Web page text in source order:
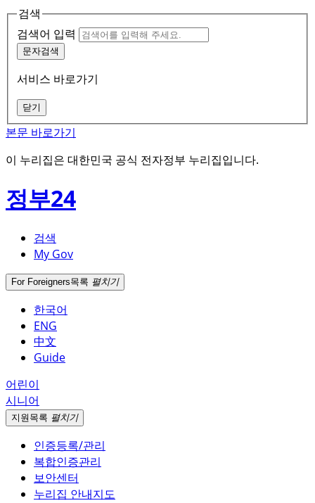
검색
검색어 입력
문자검색
서비스 바로가기
닫기
본문 바로가기
이 누리집은 대한민국 공식 전자정부 누리집입니다.
정부24
검색
My Gov
For Foreigners목록 펼치기
한국어
ENG
中文
Guide
어린이
시니어
지원 목록 펼치기
인증등록/관리
복합인증관리
보안센터
누리집 안내지도